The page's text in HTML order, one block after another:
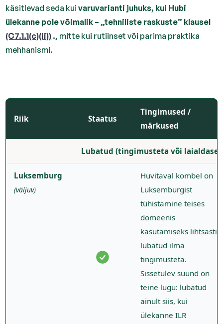
käsitlevad seda kuivaruvarianti juhuks, kui Hubi
ülekanne pole võimalik – „tehniliste raskuste” klausel
(C7.1.1(c)(ii)) ., mitte kui rutiinset või parima praktika
mehhanismi.
Riik Staatus
Tingimused /
märkused
Lubatud (tingimusteta või
Luksemburg
(väljuv)
Huvitaval kombel on
Luksemburgist
tühistamine teises
domeenis
kasutamiseks lihtsasti
lubatud ilma
tingimusteta.
Sissetulev suund on
teine lugu: lubatud
ainult siis, kui
ülekanne ILR